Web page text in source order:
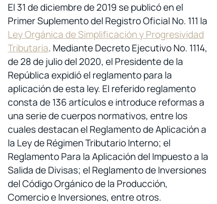
El 31 de diciembre de 2019 se publicó en el
Primer Suplemento del Registro Oficial No. 111 la
Ley Orgánica de Simplificación y Progresividad
Tributaria. Mediante Decreto Ejecutivo No. 1114,
de 28 de julio del 2020, el Presidente de la
República expidió el reglamento para la
aplicación de esta ley. El referido reglamento
consta de 136 artículos e introduce reformas a
una serie de cuerpos normativos, entre los
cuales destacan el Reglamento de Aplicación a
la Ley de Régimen Tributario Interno; el
Reglamento Para la Aplicación del Impuesto a la
Salida de Divisas; el Reglamento de Inversiones
del Código Orgánico de la Producción,
Comercio e Inversiones, entre otros.